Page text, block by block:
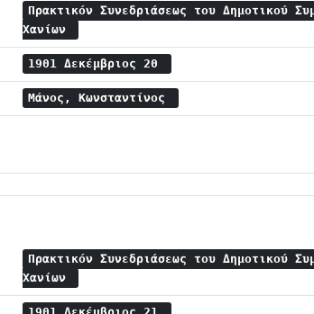
Πρακτικόν Συνεδριάσεως του Δημοτικού
Χανίων
1901 Δεκέμβριος 20
Μάνος, Κωνσταντίνος
Πρακτικόν Συνεδριάσεως του Δημοτικού
Χανίων